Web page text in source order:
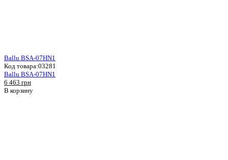
Ballu BSA-07HN1
Код товара:03281
Ballu BSA-07HN1
6 463 грн
В корзину